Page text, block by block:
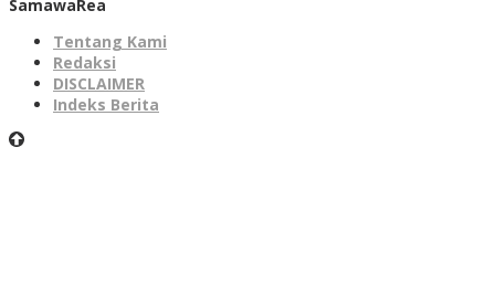
SamawaRea
Tentang Kami
Redaksi
DISCLAIMER
Indeks Berita